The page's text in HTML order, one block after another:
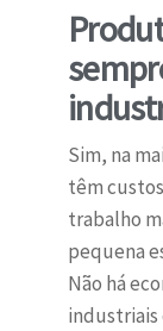
Sim, na
têm
trabalho
pequena
Não há